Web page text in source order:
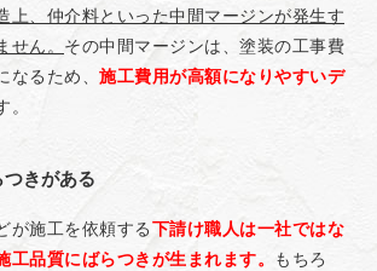
上、仲介料といった中間マージンが発生す
せん。 その中間マージンは、塗装の工事費
なるため、 施工費用が高額になりやすいデ
。
きがある
が施工を依頼する 下請け職人は一社ではな
工品質にばらつきが生まれます。
もちろ